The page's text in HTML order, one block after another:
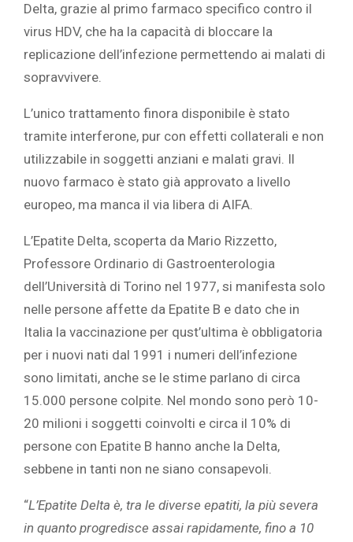
Delta, grazie al primo farmaco specifico contro il
virus HDV, che ha la capacità di bloccare la
replicazione dell’infezione permettendo ai malati di
sopravvivere.
L’unico trattamento finora disponibile è stato
tramite interferone, pur con effetti collaterali e non
utilizzabile in soggetti anziani e malati gravi. Il
nuovo farmaco è stato già approvato a livello
europeo, ma manca il via libera di AIFA.
L’Epatite Delta, scoperta da Mario Rizzetto,
Professore Ordinario di Gastroenterologia
dell’Università di Torino nel 1977, si manifesta solo
nelle persone affette da Epatite B e dato che in
Italia la vaccinazione per qust’ultima è obbligatoria
per i nuovi nati dal 1991 i numeri dell’infezione
sono limitati, anche se le stime parlano di circa
15.000 persone colpite. Nel mondo sono però 10-
20 milioni i soggetti coinvolti e circa il 10% di
persone con Epatite B hanno anche la Delta,
sebbene in tanti non ne siano consapevoli.
“L’Epatite Delta è, tra le diverse epatiti, la più severa
in quanto progredisce assai rapidamente, fino a 10